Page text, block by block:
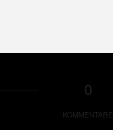
0
KOMMENTARE